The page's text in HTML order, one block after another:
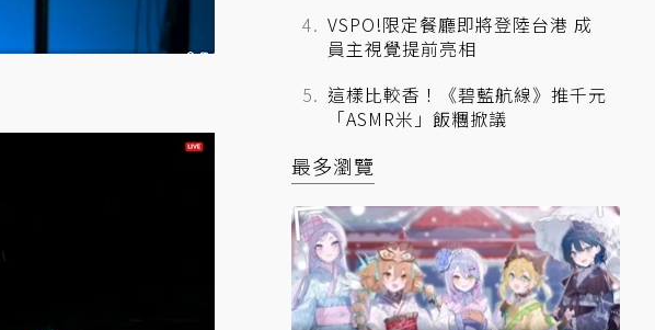
VSPO!限定餐廳即將登陸台港 成
員主視覺提前亮相
這樣比較香！《碧藍航線》推千元
「ASMR米」飯糰掀議
最多瀏覽